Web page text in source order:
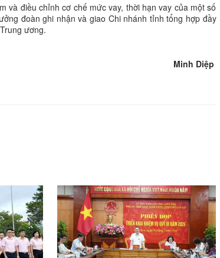
và điều chỉnh cơ chế mức vay, thời hạn vay của một số
đoàn ghi nhận và giao Chi nhánh tỉnh tổng hợp đầy
ương.
Minh Diệp